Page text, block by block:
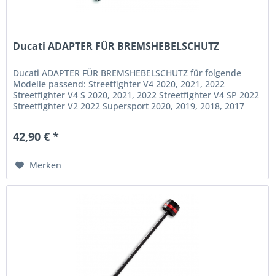
Ducati ADAPTER FÜR BREMSHEBELSCHUTZ
Ducati ADAPTER FÜR BREMSHEBELSCHUTZ für folgende
Modelle passend: Streetfighter V4 2020, 2021, 2022
Streetfighter V4 S 2020, 2021, 2022 Streetfighter V4 SP 2022
Streetfighter V2 2022 Supersport 2020, 2019, 2018, 2017
42,90 € *
Merken